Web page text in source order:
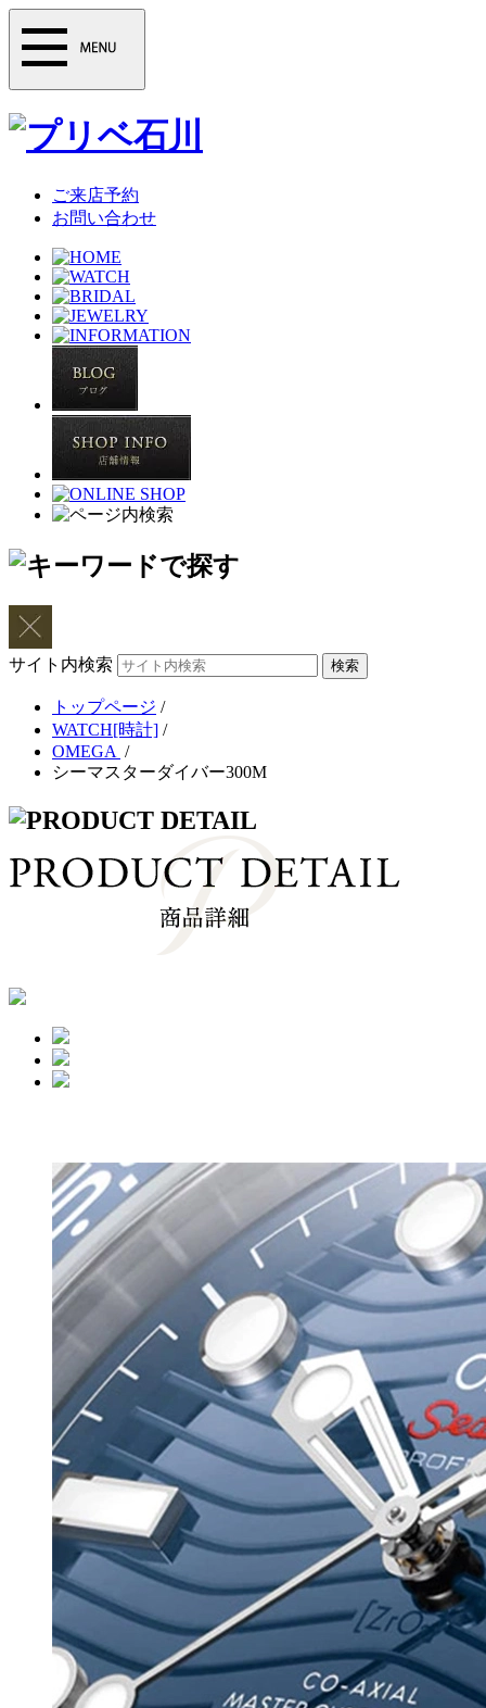
ご来店予約
お問い合わせ
サイト内検索
トップページ /
WATCH[時計] /
OMEGA /
シーマスターダイバー300M